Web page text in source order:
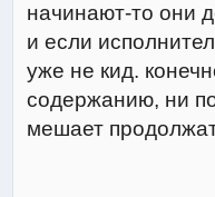
начинают-то они
и если
уже не кид.
содержанию, ни
мешает